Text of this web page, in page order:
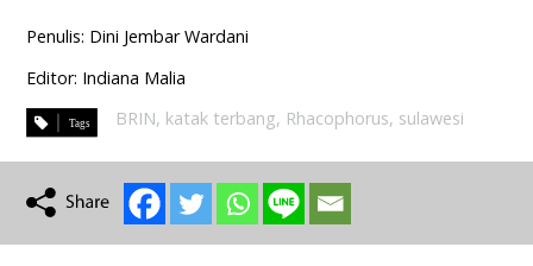
Penulis: Dini Jembar Wardani
Editor: Indiana Malia
BRIN, katak terbang, Rhacophorus, sulawesi